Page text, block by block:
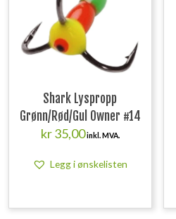
Shark Lyspropp
Grønn/Rød/Gul Owner #14
kr35,00inkl. MVA.
Legg i ønskelisten